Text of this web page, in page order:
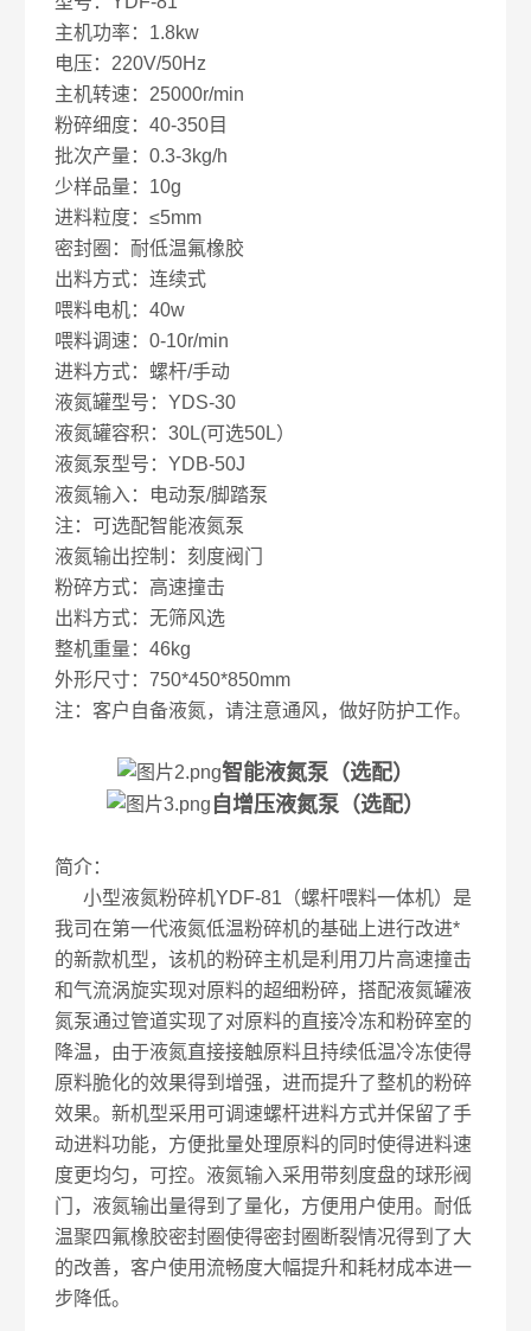
主机功率：1.8kw
电压：220V/50Hz
主机转速：25000r/min
粉碎细度：40-350目
批次产量：0.3-3kg/h
少样品量：10g
进料粒度：≤5mm
密封圈：耐低温氟橡胶
出料方式：连续式
喂料电机：40w
喂料调速：0-10r/min
进料方式：螺杆/手动
液氮罐型号：YDS-30
液氮罐容积：30L(可选50L）
液氮泵型号：YDB-50J
液氮输入：电动泵/脚踏泵
注：可选配智能液氮泵
液氮输出控制：刻度阀门
粉碎方式：高速撞击
出料方式：无筛风选
整机重量：46kg
外形尺寸：750*450*850mm
注：客户自备液氮，请注意通风，做好防护工作。
智能液氮泵（选配）
自增压液氮泵（选配）
简介：
小型液氮粉碎机YDF-81（螺杆喂料一体机）是
我司在第一代液氮低温粉碎机的基础上进行改进*
的新款机型，该机的粉碎主机是利用刀片高速撞击
和气流涡旋实现对原料的超细粉碎，搭配液氮罐液
氮泵通过管道实现了对原料的直接冷冻和粉碎室的
降温，由于液氮直接接触原料且持续低温冷冻使得
原料脆化的效果得到增强，进而提升了整机的粉碎
效果。新机型采用可调速螺杆进料方式并保留了手
动进料功能，方便批量处理原料的同时使得进料速
度更均匀，可控。液氮输入采用带刻度盘的球形阀
门，液氮输出量得到了量化，方便用户使用。耐低
温聚四氟橡胶密封圈使得密封圈断裂情况得到了大
的改善，客户使用流畅度大幅提升和耗材成本进一
步降低。